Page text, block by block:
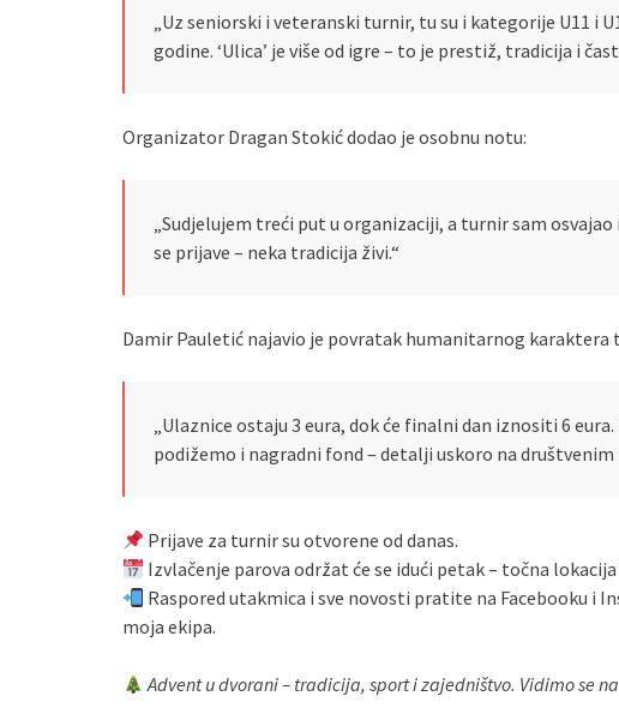
„Uz seniorski i veteranski turnir, tu su i kategorije U11 i
godine. ‘Ulica’ je više od igre – to je prestiž, tradicija i čast
Organizator Dragan Stokić dodao je osobnu notu:
„Sudjelujem treći put u organizaciji, a turnir sam
se prijave – neka tradicija živi.“
Damir Pauletić najavio je povratak humanitarnog karaktera
„Ulaznice ostaju 3 eura, dok će finalni dan iznositi 6
podižemo i nagradni fond – detalji uskoro na društvenim
Prijave za turnir su otvorene od danas.
Izvlačenje parova održat će se idući petak – točna
Raspored utakmica i sve novosti pratite na Facebooku i
moja ekipa.
Advent u dvorani – tradicija, sport i zajedništvo. Vidimo se